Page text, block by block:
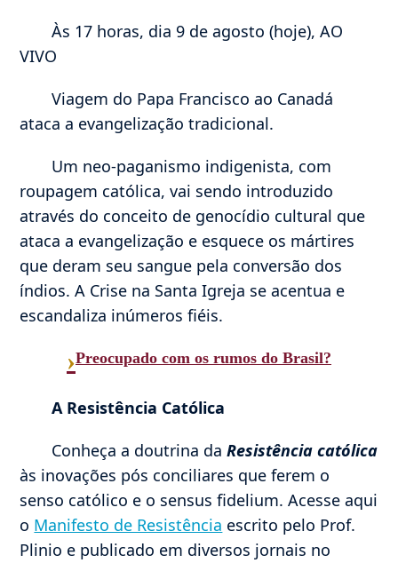
Às 17 horas, dia 9 de agosto (hoje), AO
VIVO
Viagem do Papa Francisco ao Canadá
ataca a evangelização tradicional.
Um neo-paganismo indigenista, com
roupagem católica, vai sendo introduzido
através do conceito de genocídio cultural que
ataca a evangelização e esquece os mártires
que deram seu sangue pela conversão dos
índios. A Crise na Santa Igreja se acentua e
escandaliza inúmeros fiéis.
›Preocupado com os rumos do Brasil?
A Resistência Católica
Conheça a doutrina daResistência católica
às inovações pós conciliares que ferem o
senso católico e o sensus fidelium. Acesse aqui
o Manifesto de Resistência escrito pelo Prof.
Plinio e publicado em diversos jornais no